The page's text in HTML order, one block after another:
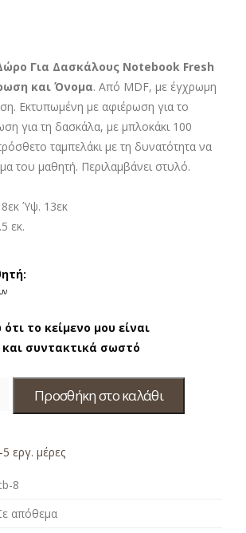
Για Δασκάλους Notebook Fresh
και Όνομα. Από MDF, με έγχρωμη
Εκτυπωμένη με αφιέρωση για το
για τη δασκάλα, με μπλοκάκι 100
ταμπελάκι με τη δυνατότητα να
του μαθητή. Περιλαμβάνει στυλό.
Ύψ. 13εκ
εκ.
το κείμενο μου είναι
συντακτικά σωστό
Προσθήκη στο καλάθι
εργ. μέρες
8
απόθεμα